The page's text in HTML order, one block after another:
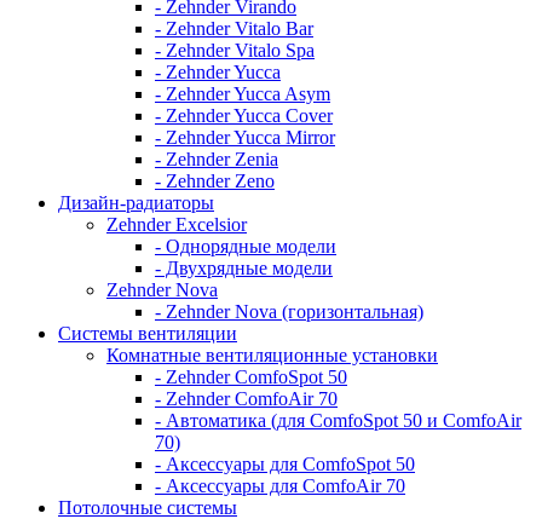
- Zehnder Virando
- Zehnder Vitalo Bar
- Zehnder Vitalo Spa
- Zehnder Yucca
- Zehnder Yucca Asym
- Zehnder Yucca Cover
- Zehnder Yucca Mirror
- Zehnder Zenia
- Zehnder Zeno
Дизайн-радиаторы
Zehnder Excelsior
- Однорядные модели
- Двухрядные модели
Zehnder Nova
- Zehnder Nova (горизонтальная)
Системы вентиляции
Комнатные вентиляционные установки
- Zehnder ComfoSpot 50
- Zehnder ComfoAir 70
- Автоматика (для ComfoSpot 50 и ComfoAir
70)
- Аксессуары для ComfoSpot 50
- Аксессуары для ComfoAir 70
Потолочные системы